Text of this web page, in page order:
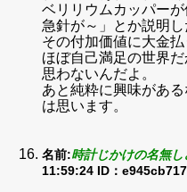
ベリリウムカッパー
急針が～」とか説明し
その付加価値に大金
ほぼ自己満足の世界
思わないんだよ。
あと純粋に興味があ
は思います。
名前:時計じかけの名無し
11:59:24 ID：e945cb717